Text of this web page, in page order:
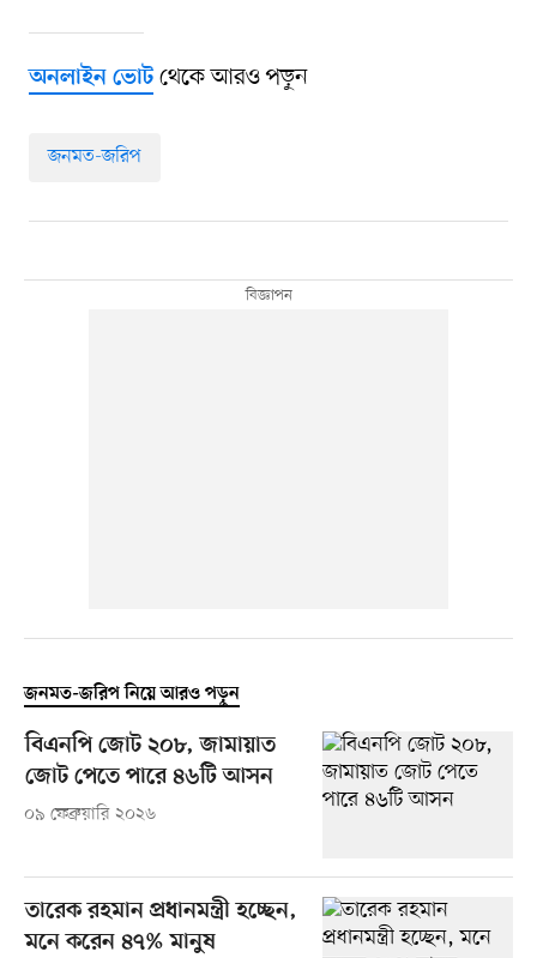
অনলাইন ভোটথেকে আরও পড়ুন
জনমত-জরিপ
জনমত-জরিপ নিয়ে আরও পড়ুন
বিএনপি জোট ২০৮, জামায়াত
জোট পেতে পারে ৪৬টি আসন
০৯ ফেব্রুয়ারি ২০২৬
তারেক রহমান প্রধানমন্ত্রী হচ্ছেন,
মনে করেন ৪৭% মানুষ